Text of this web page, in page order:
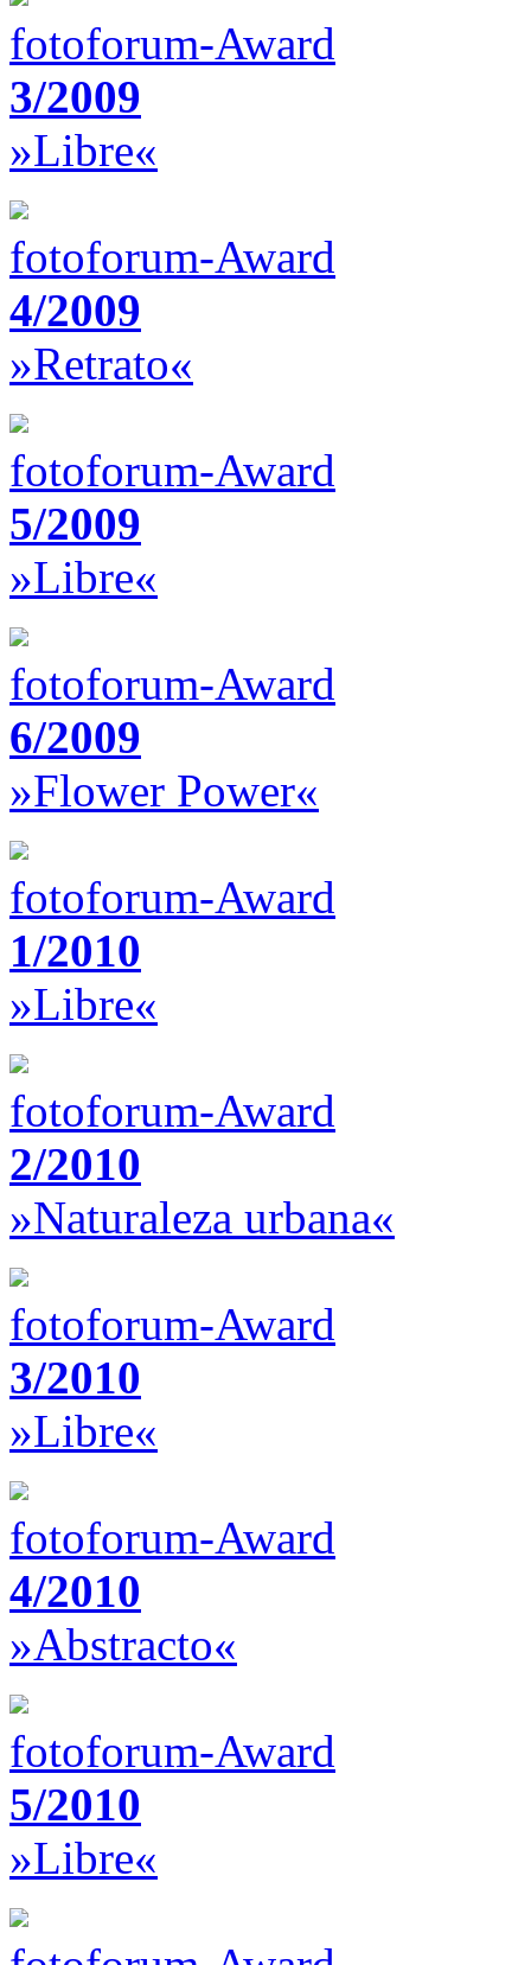
fotoforum-Award
3/2009
»Libre«
fotoforum-Award
4/2009
»Retrato«
fotoforum-Award
5/2009
»Libre«
fotoforum-Award
6/2009
»Flower Power«
fotoforum-Award
1/2010
»Libre«
fotoforum-Award
2/2010
»Naturaleza urbana«
fotoforum-Award
3/2010
»Libre«
fotoforum-Award
4/2010
»Abstracto«
fotoforum-Award
5/2010
»Libre«